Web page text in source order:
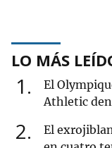
LO MÁS
1
El
Athletic
2
El